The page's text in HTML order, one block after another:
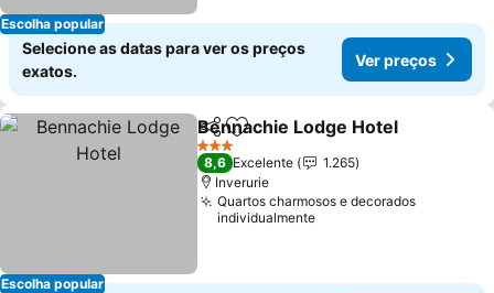
Escolha popular
Selecione as datas para ver os preços
exatos.
Ver preços
Escolha popular
PartilharAdicionar aos favoritos
Bennachie Lodge Hotel
3 Estrelas
8,6 Excelente
1.265
Inverurie
Quartos charmosos e decorados
individualmente